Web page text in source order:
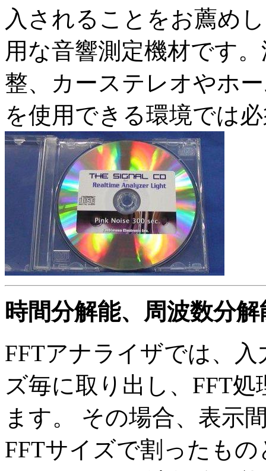
入されることをお薦め
用な音響測定機材です
整、カーステレオやホ
を使用できる環境では
時間分解能、周波数分
FFTアナライザでは、
ズ毎に取り出し、FFT
ます。 その場合、表示
FFTサイズで割ったも